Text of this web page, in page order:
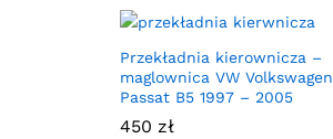
Przekładnia kierownicza –
maglownica VW Volkswagen
Passat B5 1997 – 2005
450 zł